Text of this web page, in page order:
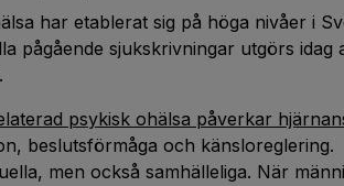
har etablerat sig på höga nivåer i
pågående sjukskrivningar utgörs idag
psykisk ohälsa påverkar
beslutsförmåga och känsloreglering.
men också samhälleliga. När